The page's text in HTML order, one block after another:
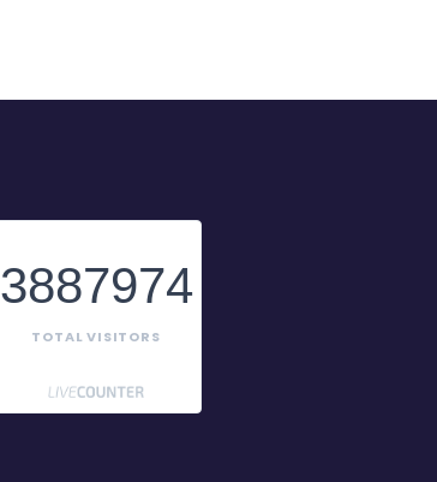
3887974
TOTAL VISITORS